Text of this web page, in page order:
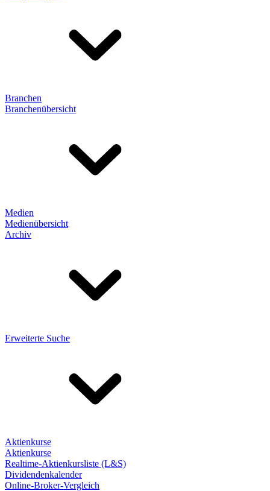
Branchen
Branchenübersicht
Medien
Medienübersicht
Archiv
Erweiterte Suche
Aktienkurse
Aktienkurse
Realtime-Aktienkursliste (L&S)
Dividendenkalender
Online-Broker-Vergleich